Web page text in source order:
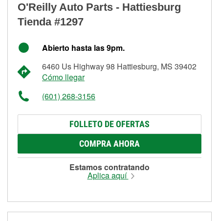
O'Reilly Auto Parts - Hattiesburg
Tienda #1297
Abierto hasta las 9pm.
6460 Us Highway 98 Hattiesburg, MS 39402
Cómo llegar
(601) 268-3156
FOLLETO DE OFERTAS
COMPRA AHORA
Estamos contratando
Aplica aquí